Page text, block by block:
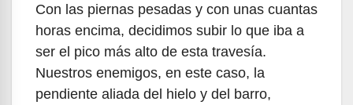
Con las piernas pesadas y con unas cuantas
horas encima, decidimos subir lo que iba a
ser el pico más alto de esta travesía.
Nuestros enemigos, en este caso, la
pendiente aliada del hielo y del barro,